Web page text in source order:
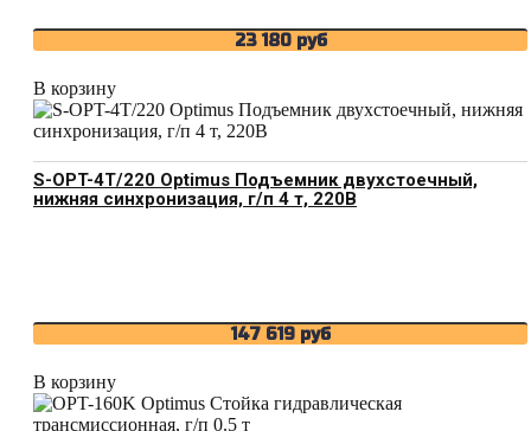
23 180 руб
В корзину
S-OPT-4T/220 Optimus Подъемник двухстоечный,
нижняя синхронизация, г/п 4 т, 220В
147 619 руб
В корзину